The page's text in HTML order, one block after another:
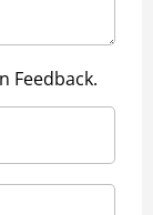
Feedback.